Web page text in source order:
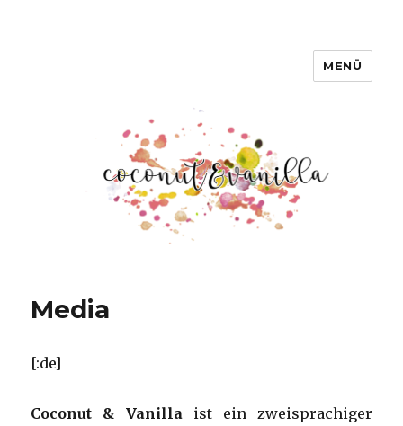
MENÜ
Media
[:de]
Coconut & Vanilla ist ein zweisprachiger